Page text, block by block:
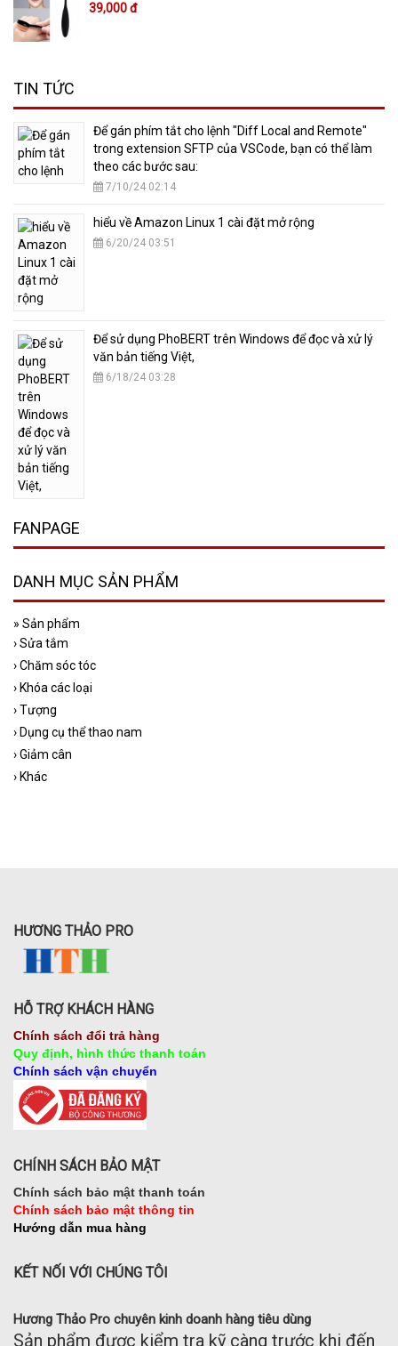
Hương Thảo Pro chuyên kinh doanh hàng tiêu dùng
Sản phẩm được kiểm tra kỹ càng trước khi đến
39,000 đ
TIN TỨC
​Để gán phím tắt cho lệnh "Diff Local and Remote"
trong extension SFTP của VSCode, bạn có thể làm
theo các bước sau:
7/10/24 02:14
hiểu về Amazon Linux 1 cài đặt mở rộng
6/20/24 03:51
​Để sử dụng PhoBERT trên Windows để đọc và xử lý
văn bản tiếng Việt,
6/18/24 03:28
FANPAGE
DANH MỤC SẢN PHẨM
» Sản phẩm
›Sửa tắm
›Chăm sóc tóc
› Khóa các loại
›Tượng
› Dụng cụ thể thao nam
›Giảm cân
› Khác
HƯƠNG THẢO PRO
HỖ TRỢ KHÁCH HÀNG
Chính sách đổi trả hàng
Quy định, hình thức thanh toán
Chính sách vận chuyển
CHÍNH SÁCH BẢO MẬT
Chính sách bảo mật thanh toán
Chính sách bảo mật thông tin
Hướng dẫn mua hàng
KẾT NỐI VỚI CHÚNG TÔI